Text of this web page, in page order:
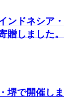
ンドネシア・
贈しました。
堺で開催しま